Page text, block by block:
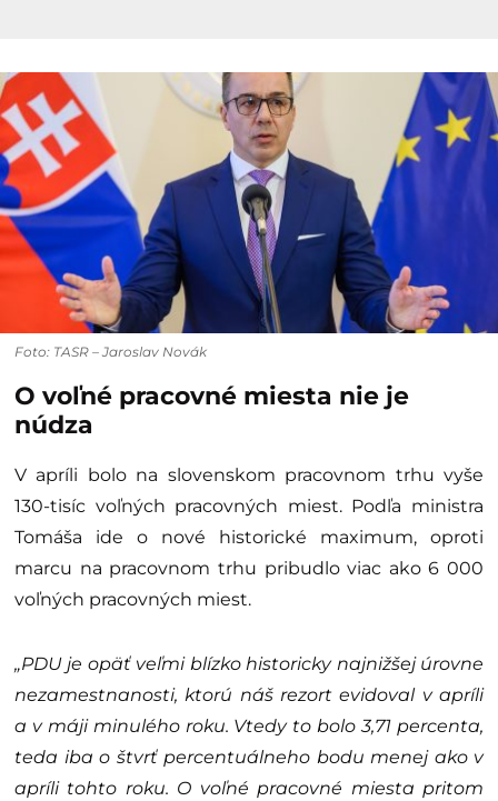
Foto: TASR – Jaroslav Novák
O voľné pracovné miesta nie je
núdza
V apríli bolo na slovenskom pracovnom trhu vyše
130-tisíc voľných pracovných miest. Podľa ministra
Tomáša ide o nové historické maximum, oproti
marcu na pracovnom trhu pribudlo viac ako 6 000
voľných pracovných miest.
„PDU je opäť veľmi blízko historicky najnižšej úrovne
nezamestnanosti, ktorú náš rezort evidoval v apríli
a v máji minulého roku. Vtedy to bolo 3,71 percenta,
teda iba o štvrť percentuálneho bodu menej ako v
apríli tohto roku. O voľné pracovné miesta pritom